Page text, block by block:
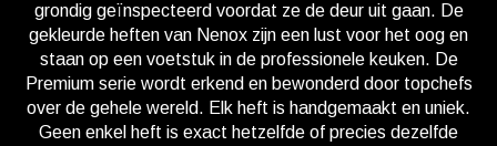
grondig geïnspecteerd voordat ze de deur uit gaan. De
gekleurde heften van Nenox zijn een lust voor het oog en
staan op een voetstuk in de professionele keuken. De
Premium serie wordt erkend en bewonderd door topchefs
over de gehele wereld. Elk heft is handgemaakt en uniek.
Geen enkel heft is exact hetzelfde of precies dezelfde